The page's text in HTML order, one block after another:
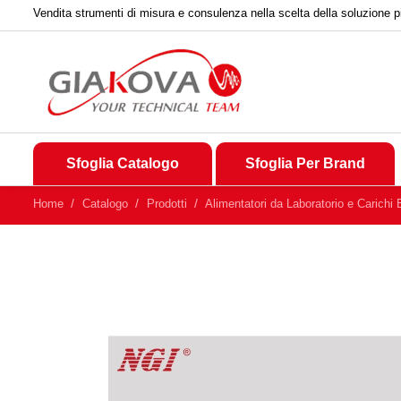
Vendita strumenti di misura e consulenza nella scelta della soluzione
Sfoglia Catalogo Sfoglia Per Brand
Home Catalogo Prodotti Alimentatori da Laboratorio e Carichi